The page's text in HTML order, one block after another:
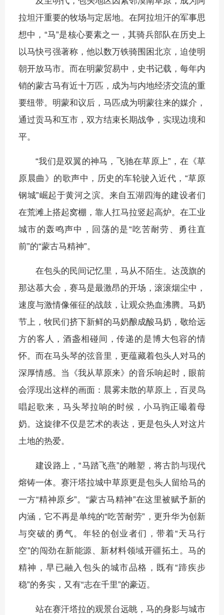
拉坦汗重要的牧场与定居地。在阿拉坦汗的军事思
想中，“马”是核心要素之一，其骑兵部队在历史上
以马快弓强著称，他以数万铁骑围困北京，迫使明
朝开放马市。而在明蒙贸易中，史书记载，每年内
销的蒙古马有近十万匹，成为与内地经济交流的重
要纽带。明蒙和议后，马匹成为明蒙往来的媒介，
通过贡马和互市，双方结束长期战争，实现边境和
平。
“我们是双翼的神马，飞驰在草原上”，在《草
原晨曲》的歌声中，历史的车轮驶入近代，“草原
钢城”崛起于黄河之滨。来自五湖四海的建设者们
在荒滩上搭起窝棚，靠人扛马拉竖起高炉。在工业
城市的轰鸣声中，回荡的是“吃苦耐劳、勇往直
前”的“蒙古马精神”。
在包头的民间记忆里，马从不陌生。达茂旗的
那达慕大会，赛马是最激昂的开场，滚滚烟尘中，
速度与激情像催征的战鼓，让观众热血沸腾。马奶
节上，牧民们挤下新鲜的马奶酿成酸马奶，敬给远
方的客人，酒盏相碰间，传递的是博大包容的情
怀。而在马头琴的弦音里，更蕴藏着包头人对马的
深厚情感。当《我从草原来》的音乐响起时，眼前
会浮现出这样的画面：晨雾未散的草原上，百灵鸟
唱起歌来，马头琴拉响的时候，小马驹正嘬着母
奶。这旋律不仅是艺术的表达，更是包头人对这片
土地的热爱。
建设路上，“马踏飞燕”的雕塑，将古韵与现代
熔铸一体。赛汗塔拉城中草原更是包头人留给马的
一方“精神原乡”。“蒙古马精神”在这里被赋予新的
内涵，它不再是单纯的“吃苦耐劳”，更升华为创新
与突破的勇气。年轻的创业者们，带着“天马行
空”的闯劲在新能源、新材料领域开疆拓土。马的
精神，早已融入包头的城市品格，既有“蹄疾步
稳”的务实，又有“志在千里”的豪迈。
站在赛汗塔拉的观景台远眺，马的身影与城市